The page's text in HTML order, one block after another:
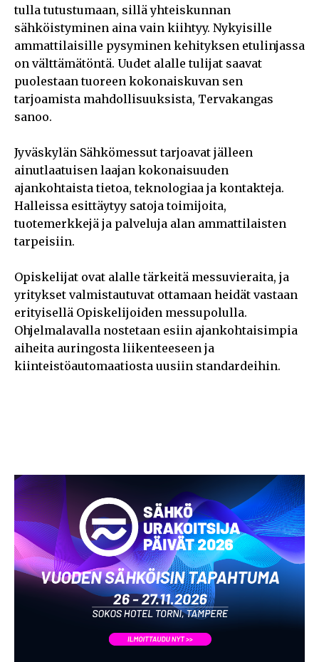
tulla tutustumaan, sillä yhteiskunnan
sähköistyminen aina vain kiihtyy. Nykyisille
ammattilaisille pysyminen kehityksen etulinjassa
on välttämätöntä. Uudet alalle tulijat saavat
puolestaan tuoreen kokonaiskuvan sen
tarjoamista mahdollisuuksista, Tervakangas
sanoo.
Jyväskylän Sähkömessut tarjoavat jälleen
ainutlaatuisen laajan kokonaisuuden
ajankohtaista tietoa, teknologiaa ja kontakteja.
Halleissa esittäytyy satoja toimijoita,
tuotemerkkejä ja palveluja alan ammattilaisten
tarpeisiin.
Opiskelijat ovat alalle tärkeitä messuvieraita, ja
yritykset valmistautuvat ottamaan heidät vastaan
erityisellä Opiskelijoiden messupolulla.
Ohjelmalavalla nostetaan esiin ajankohtaisimpia
aiheita auringosta liikenteeseen ja
kiinteistöautomaatiosta uusiin standardeihin.